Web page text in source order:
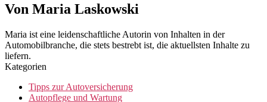
Von Maria Laskowski
Maria ist eine leidenschaftliche Autorin von Inhalten in der
Automobilbranche, die stets bestrebt ist, die aktuellsten Inhalte zu
liefern.
Kategorien
Tipps zur Autoversicherung
Autopflege und Wartung